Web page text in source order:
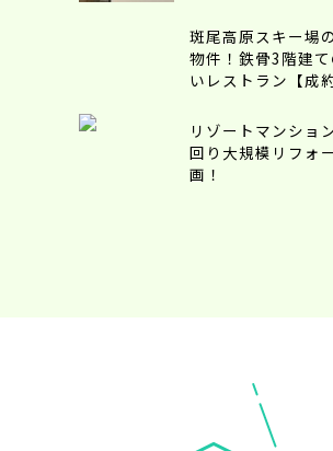
斑尾高原スキー場
物件！鉄骨3階建て
いレストラン【成約
リゾートマンショ
回り大規模リフォ
画！